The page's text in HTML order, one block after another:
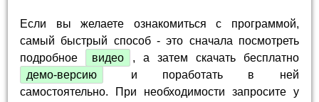
Если вы желаете ознакомиться с программой,
самый быстрый способ - это сначала посмотреть
подробное
видео
, а затем скачать бесплатно
демо-версию
и поработать в ней
самостоятельно. При необходимости запросите у